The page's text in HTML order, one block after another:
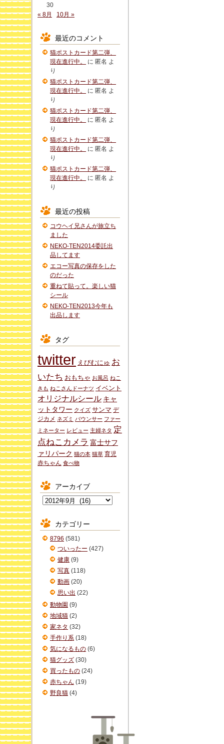
30
« 8月
10月 »
最近のコメント
猫ポストカード第二弾、
現在進行中。
に 匿名 よ
り
猫ポストカード第二弾、
現在進行中。
に 匿名 よ
り
猫ポストカード第二弾、
現在進行中。
に 匿名 よ
り
猫ポストカード第二弾、
現在進行中。
に 匿名 よ
り
猫ポストカード第二弾、
現在進行中。
に 匿名 よ
り
最近の投稿
コウヘイ兄さんが旅立ち
ました
NEKO-TEN2014委託出
品してます
エコー写真の保存をした
のだった
重ねて貼って。楽しい猫
シール
NEKO-TEN2013今年も
出品します
タグ
twitter えびむにゅ お
いたち おもちゃ お風呂 ねこ
きも ねこさんドーナツ イベント
オリジナルシール キャ
ットタワー クイズ サンマ デ
ジカメ ネズミ バウンサー ファー
ミネーター レビュー 主婦ネタ 定
点ねこカメラ 富士サフ
ァリパーク 猫の本 猫草 育児
赤ちゃん 食べ物
アーカイブ
イ
ブ
カテゴリー
8796 (581)
ついったー (427)
健康 (9)
写真 (118)
動画 (20)
思い出 (22)
動物園 (9)
地域猫 (2)
家ネタ (32)
手作り系 (18)
気になるもの (6)
猫グッズ (30)
買ったもの (24)
赤ちゃん (19)
野良猫 (4)